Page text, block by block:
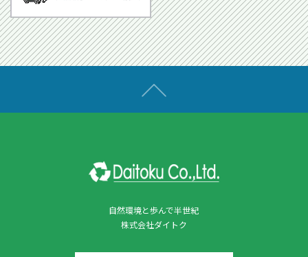
自然環境と歩んで半世紀
株式会社ダイトク